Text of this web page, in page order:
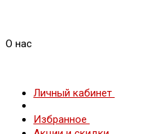
О нас
Личный кабинет
Избранное